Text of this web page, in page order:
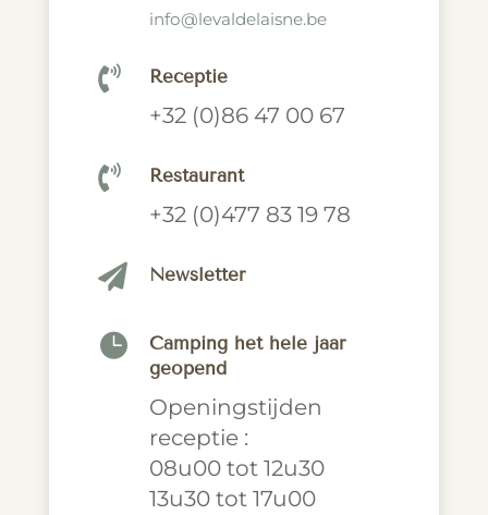
info@levaldelaisne.be
 Receptie
+32 (0)86 47 00 67
 Restaurant
+32 (0)477 83 19 78
 Newsletter

Camping het hele jaar
geopend
Openingstijden
receptie :
08u00 tot 12u30
13u30 tot 17u00